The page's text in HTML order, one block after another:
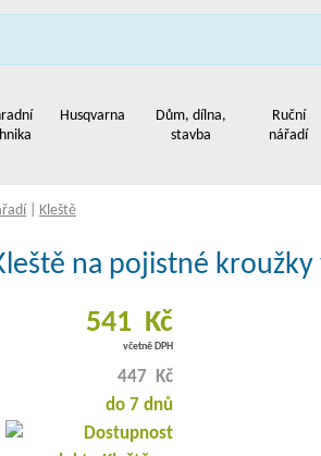
Husqvarna
Dům, dílna,
stavba
Ruční
nářadí
Kleště
na pojistné
541 Kč
včetně DPH
447 Kč
do 7 dnů